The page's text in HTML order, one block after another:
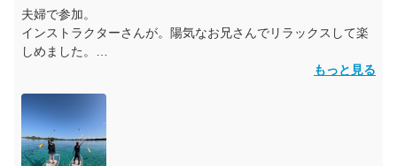
の景色や空気感まで思い出させてくれる特別な記録になりま
すよね。
そして、今回が5回目のSUP体験にもかかわらず、「一番楽
は、私たちにとって大変光栄です。
また石垣島にお越しの際はぜひご一緒できれば嬉しく思いま
す。スタッフ一同、またお会いできる日を心より楽しみにし
夫婦で参加。
インストラクターさんが。陽気なお兄さんでリラックスして楽
しめました。
もっと見る